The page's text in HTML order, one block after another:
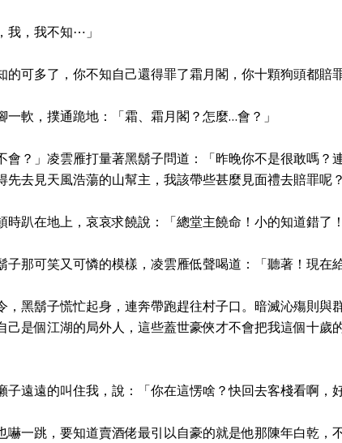
我，我不知⋯」
的可多了，你不知自己還得罪了霜月閣，你十顆狗頭都賠
一軟，撲通跪地：「霜、霜月閣？怎麼…會？」
會？」凌雲雁打量著黑鬍子問道：「昨晚你不是很敢嗎
先去見天風浩蕩的山幫主，我該帶些甚麼見面禮去賠罪呢
時趴在地上，哀哀求饒說：「總堂主饒命！小的知道錯了
子那可笑又可憐的模樣，凌雲雁低聲喝道：「聽著！現在
，黑鬍子慌忙起身，連奔帶跑趕往村子口。暗滅沁殤則
己是個江湖的局外人，這些蓋世豪俠才不會把我這個十
子遠遠的叫住我，說：「你在這愣啥？快回去客棧看啊，
嚇一跳，要知道賣酒佬最引以自豪的就是他那陳年白乾